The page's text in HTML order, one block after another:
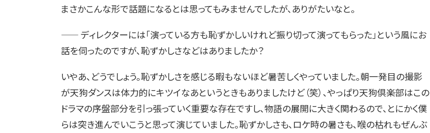
まさかこんな形で話題になるとは思ってもみませんでしたが、ありがたいなと。
—— ディレクターには「演っている方も恥ずかしいけれど振り切って演ってもらった」という風にお
話を伺ったのですが、恥ずかしさなどはありましたか？
いやあ、どうでしょう。恥ずかしさを感じる暇もないほど暑苦しくやっていました。朝一発目の撮影
が天狗ダンスは体力的にキツイなあというときもありましたけど（笑）、やっぱり天狗倶楽部はこの
ドラマの序盤部分を引っ張っていく重要な存在ですし、物語の展開に大きく関わるので、とにかく僕
らは突き進んでいこうと思って演じていました。恥ずかしさも、ロケ時の暑さも、喉の枯れもぜんぶ